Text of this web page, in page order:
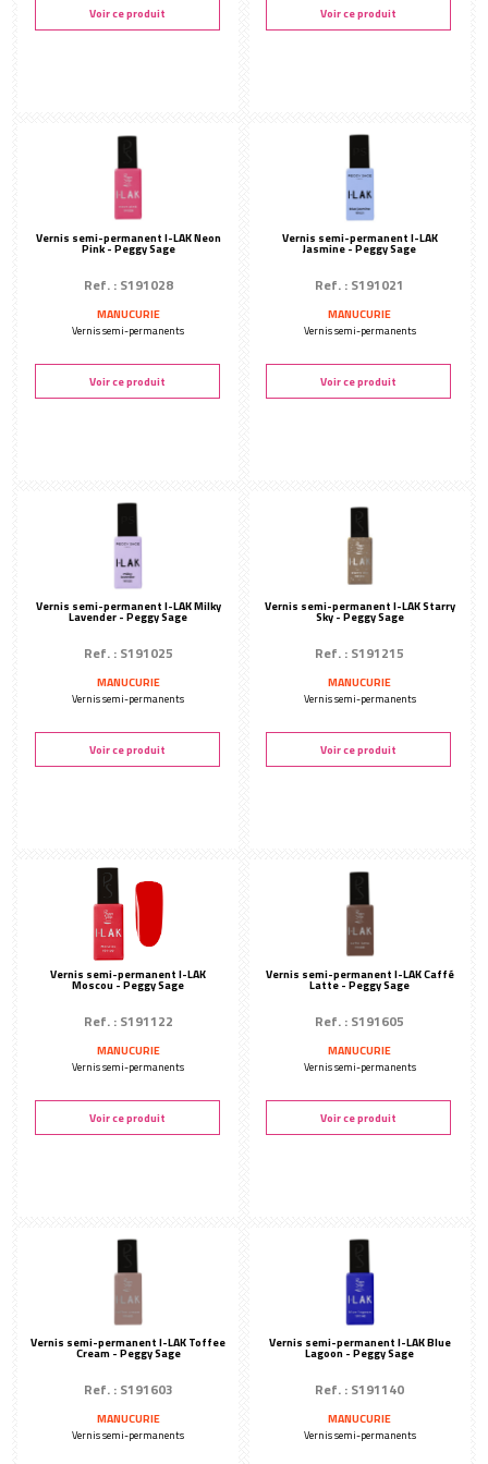
Nailmatic
Andreia
VIP Nails
Gels de modelage
Gels UV
Peggy Sage
DISSOLVANTS & TIPS-OFF
Peggy Sage
CONSOMMABLES
OUTILS MANUCURE
Pinceaux
Peggy Sage
Accessoires manucure
Lampes manucure
Nail art
PÉDICURE
Soin anti-callosités
Voir ce produit Voir ce produit
Vernis semi-permanent I-LAK Neon
Pink - Peggy Sage
Ref. : S191028
MANUCURIE
Vernis semi-permanents
Voir ce produit
Vernis semi-permanent I-LAK
Jasmine - Peggy Sage
Ref. : S191021
MANUCURIE
Vernis semi-permanents
Voir ce produit
Vernis semi-permanent I-LAK Milky
Lavender - Peggy Sage
Ref. : S191025
MANUCURIE
Vernis semi-permanents
Voir ce produit
Vernis semi-permanent I-LAK Starry
Sky - Peggy Sage
Ref. : S191215
MANUCURIE
Vernis semi-permanents
Voir ce produit
Vernis semi-permanent I-LAK
Moscou - Peggy Sage
Ref. : S191122
MANUCURIE
Vernis semi-permanents
Voir ce produit
Vernis semi-permanent I-LAK Caffé
Latte - Peggy Sage
Ref. : S191605
MANUCURIE
Vernis semi-permanents
Voir ce produit
Vernis semi-permanent I-LAK Toffee
Cream - Peggy Sage
Ref. : S191603
MANUCURIE
Vernis semi-permanents
Vernis semi-permanent I-LAK Blue
Lagoon - Peggy Sage
Ref. : S191140
MANUCURIE
Vernis semi-permanents